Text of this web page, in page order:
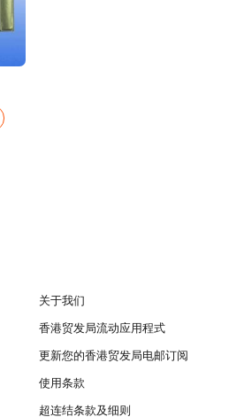
关于我们
香港贸发局流动应用程式
更新您的香港贸发局电邮订阅
使用条款
超连结条款及细则